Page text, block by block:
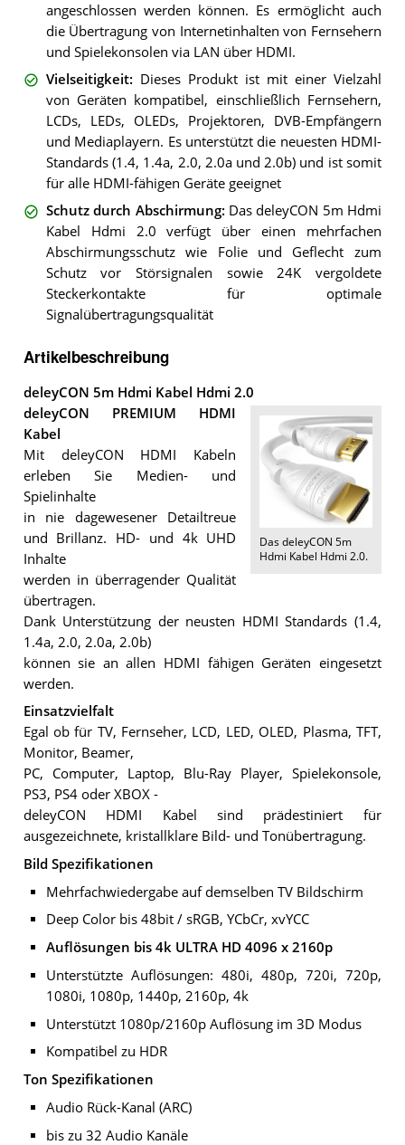
angeschlossen werden können. Es ermöglicht auch
die Übertragung von Internetinhalten von Fernsehern
und Spielekonsolen via LAN über HDMI.
Vielseitigkeit: Dieses Produkt ist mit einer Vielzahl
von Geräten kompatibel, einschließlich Fernsehern,
LCDs, LEDs, OLEDs, Projektoren, DVB-Empfängern
und Mediaplayern. Es unterstützt die neuesten HDMI-
Standards (1.4, 1.4a, 2.0, 2.0a und 2.0b) und ist somit
für alle HDMI-fähigen Geräte geeignet
Schutz durch Abschirmung: Das deleyCON 5m Hdmi
Kabel Hdmi 2.0 verfügt über einen mehrfachen
Abschirmungsschutz wie Folie und Geflecht zum
Schutz vor Störsignalen sowie 24K vergoldete
Steckerkontakte für optimale
Signalübertragungsqualität
Artikelbeschreibung
deleyCON 5m Hdmi Kabel Hdmi 2.0
Das deleyCON 5m
Hdmi Kabel Hdmi 2.0.
deleyCON PREMIUM HDMI
Kabel
Mit deleyCON HDMI Kabeln
erleben Sie Medien- und
Spielinhalte
in nie dagewesener Detailtreue
und Brillanz. HD- und 4k UHD
Inhalte
werden in überragender Qualität
übertragen.
Dank Unterstützung der neusten HDMI Standards (1.4,
1.4a, 2.0, 2.0a, 2.0b)
können sie an allen HDMI fähigen Geräten eingesetzt
werden.
Einsatzvielfalt
Egal ob für TV, Fernseher, LCD, LED, OLED, Plasma, TFT,
Monitor, Beamer,
PC, Computer, Laptop, Blu-Ray Player, Spielekonsole,
PS3, PS4 oder XBOX -
deleyCON HDMI Kabel sind prädestiniert für
ausgezeichnete, kristallklare Bild- und Tonübertragung.
Bild Spezifikationen
Mehrfachwiedergabe auf demselben TV Bildschirm
Deep Color bis 48bit / sRGB, YCbCr, xvYCC
Auflösungen bis 4k ULTRA HD 4096 x 2160p
Unterstützte Auflösungen: 480i, 480p, 720i, 720p,
1080i, 1080p, 1440p, 2160p, 4k
Unterstützt 1080p/2160p Auflösung im 3D Modus
Kompatibel zu HDR
Ton Spezifikationen
Audio Rück-Kanal (ARC)
bis zu 32 Audio Kanäle